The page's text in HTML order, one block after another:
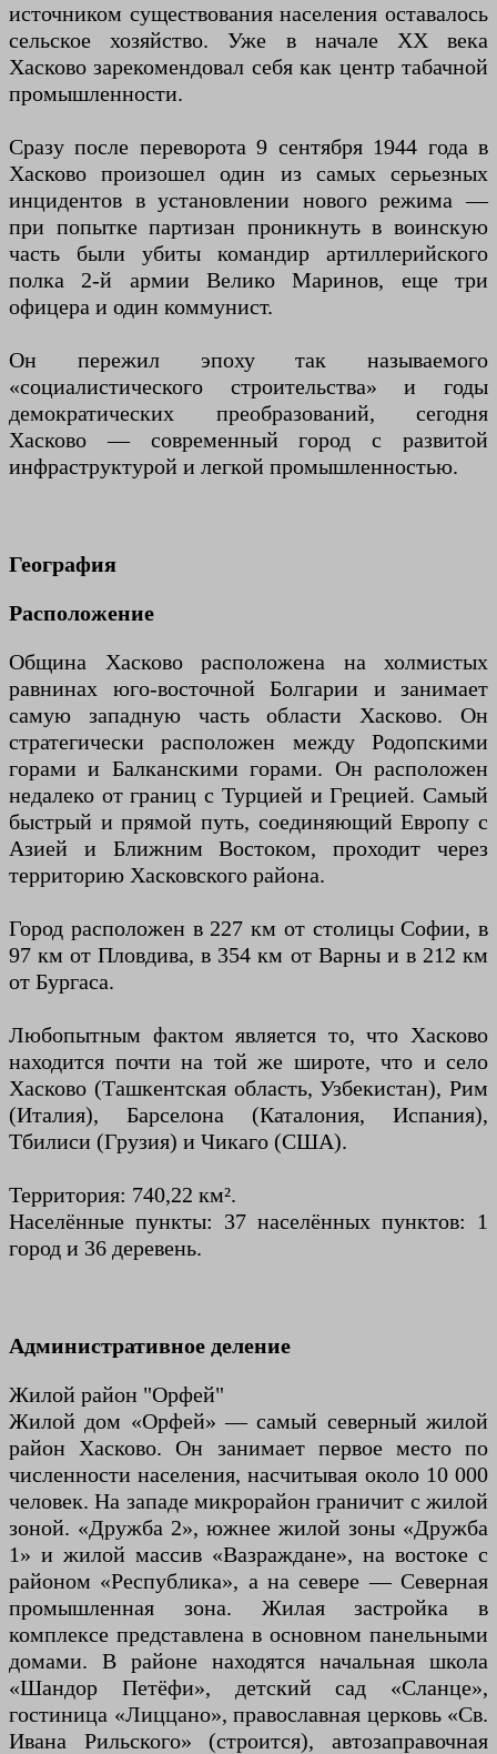
источником существования населения оставалось
сельское хозяйство. Уже в начале XX века
Хасково зарекомендовал себя как центр табачной
промышленности.
Сразу после переворота 9 сентября 1944 года в
Хасково произошел один из самых серьезных
инцидентов в установлении нового режима —
при попытке партизан проникнуть в воинскую
часть были убиты командир артиллерийского
полка 2-й армии Велико Маринов, еще три
офицера и один коммунист.
Он пережил эпоху так называемого
«социалистического строительства» и годы
демократических преобразований, сегодня
Хасково — современный город с развитой
инфраструктурой и легкой промышленностью.
География
Расположение
Община Хасково расположена на холмистых
равнинах юго-восточной Болгарии и занимает
самую западную часть области Хасково. Он
стратегически расположен между Родопскими
горами и Балканскими горами. Он расположен
недалеко от границ с Турцией и Грецией. Самый
быстрый и прямой путь, соединяющий Европу с
Азией и Ближним Востоком, проходит через
территорию Хасковского района.
Город расположен в 227 км от столицы Софии, в
97 км от Пловдива, в 354 км от Варны и в 212 км
от Бургаса.
Любопытным фактом является то, что Хасково
находится почти на той же широте, что и село
Хасково (Ташкентская область, Узбекистан), Рим
(Италия), Барселона (Каталония, Испания),
Тбилиси (Грузия) и Чикаго (США).
Территория: 740,22 км².
Населённые пункты: 37 населённых пунктов: 1
город и 36 деревень.
Административное деление
Жилой район "Орфей"
Жилой дом «Орфей» — самый северный жилой
район Хасково. Он занимает первое место по
численности населения, насчитывая около 10 000
человек. На западе микрорайон граничит с жилой
зоной. «Дружба 2», южнее жилой зоны «Дружба
1» и жилой массив «Вазраждане», на востоке с
районом «Республика», а на севере — Северная
промышленная зона. Жилая застройка в
комплексе представлена ​​в основном панельными
домами. В районе находятся начальная школа
«Шандор Петёфи», детский сад «Сланце»,
гостиница «Лиццано», православная церковь «Св.
Ивана Рильского» (строится), автозаправочная